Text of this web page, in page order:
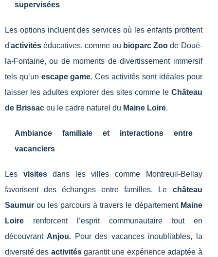
supervisées
Les options incluent des services où les enfants profitent
d'activités éducatives, comme au bioparc Zoo de Doué-
la-Fontaine, ou de moments de divertissement immersif
tels qu’un escape game. Ces activités sont idéales pour
laisser les adultes explorer des sites comme le Château
de Brissac ou le cadre naturel du Maine Loire.
Ambiance familiale et interactions entre
vacanciers
Les visitesdans les villes comme Montreuil-Bellay
favorisent des échanges entre familles. Le château
Saumur ou les parcours à travers le département Maine
Loire renforcent l’esprit communautaire tout en
découvrant Anjou. Pour des vacances inoubliables, la
diversité des activitésgarantit une expérience adaptée à